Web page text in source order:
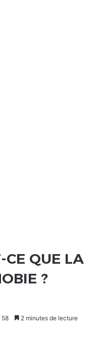
CE QUE LA
?
58 2 minutes de lecture